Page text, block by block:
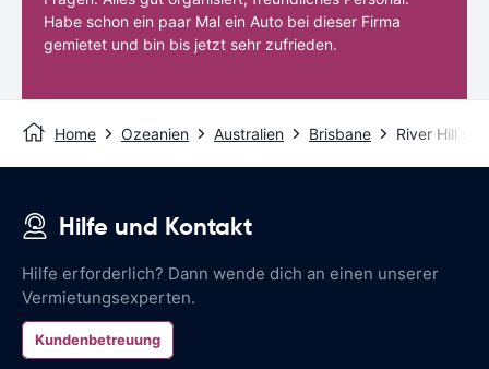
Habe schon ein paar Mal ein Auto bei dieser Firma
gemietet und bin bis jetzt sehr zufrieden.
Home Ozeanien Australien Brisbane River Hill
Hilfe und Kontakt
Hilfe erforderlich? Dann wende dich an einen unserer
Vermietungsexperten.
Kundenbetreuung